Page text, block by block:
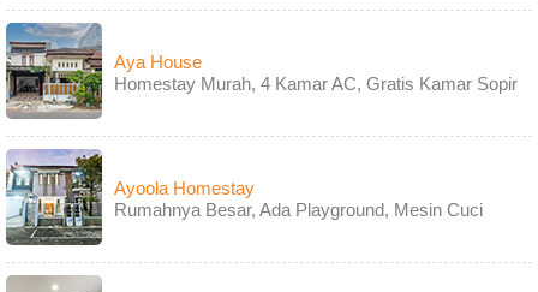
Aya House
Homestay Murah, 4 Kamar AC, Gratis Kamar Sopir
Ayoola Homestay
Rumahnya Besar, Ada Playground, Mesin Cuci